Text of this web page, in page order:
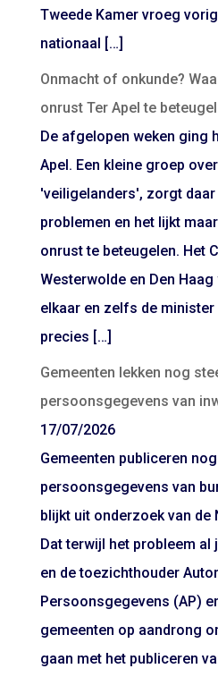
Tweede Kamer vroeg
nationaal […]
Onmacht of onkunde?
onrust Ter Apel te
De afgelopen weken ging
Apel. Een kleine groep
'veiligelanders', zorgt
problemen en het lijkt
onrust te beteugelen. Het
Westerwolde en Den
elkaar en zelfs de minister
precies […]
Gemeenten lekken nog
persoonsgegevens van
17/07/2026
Gemeenten publiceren
persoonsgegevens van
blijkt uit onderzoek van de
Dat terwijl het probleem al
en de toezichthouder
Persoonsgegevens (AP)
gemeenten op aandrong
gaan met het publiceren